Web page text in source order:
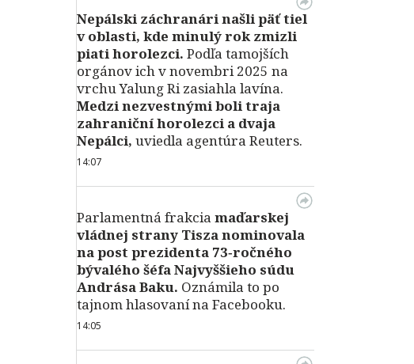
Nepálski záchranári našli päť tiel
v oblasti, kde minulý rok zmizli
piati horolezci. Podľa tamojších
orgánov ich v novembri 2025 na
vrchu Yalung Ri zasiahla lavína.
Medzi nezvestnými boli traja
zahraniční horolezci a dvaja
Nepálci, uviedla agentúra Reuters.
14:07
Parlamentná frakcia maďarskej
vládnej strany Tisza nominovala
na post prezidenta 73‑ročného
bývalého šéfa Najvyššieho súdu
Andrása Baku. Oznámila to po
tajnom hlasovaní na Facebooku.
14:05